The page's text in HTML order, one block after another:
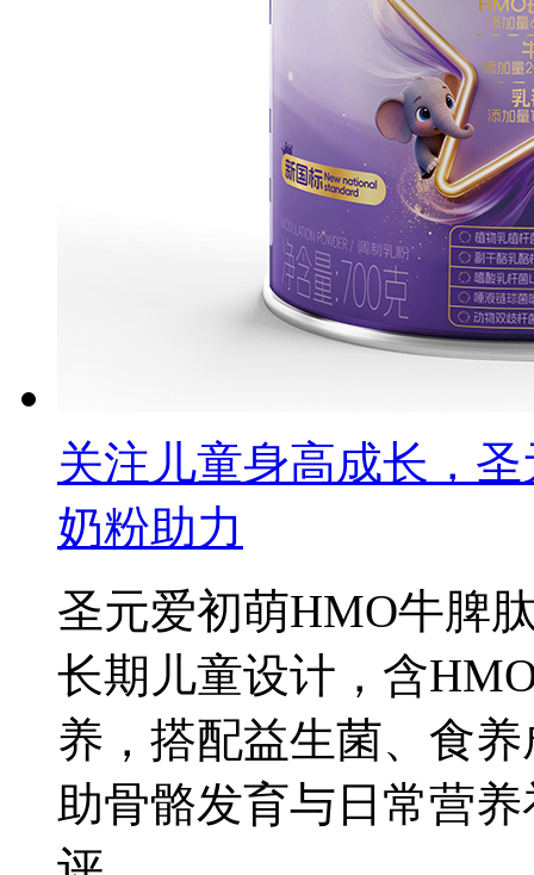
关注儿童身高成长，
奶粉助力
圣元爱初萌HMO牛脾
长期儿童设计，含
养，搭配益生菌、食
助骨骼发育与日常营